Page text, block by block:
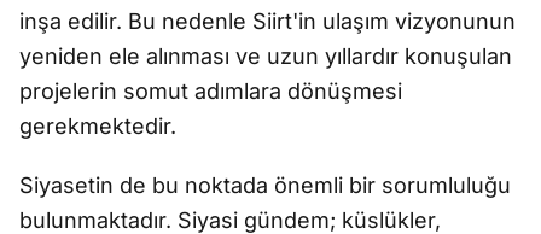
inşa edilir. Bu nedenle Siirt'in ulaşım vizyonunun
yeniden ele alınması ve uzun yıllardır konuşulan
projelerin somut adımlara dönüşmesi
gerekmektedir.
Siyasetin de bu noktada önemli bir sorumluluğu
bulunmaktadır. Siyasi gündem; küslükler,